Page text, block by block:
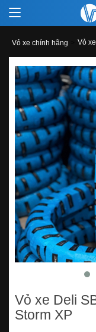
Vỏ xe chính hãng Vỏ
Vỏ xe Deli
Storm XP